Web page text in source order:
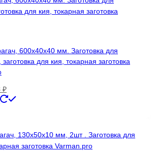
600х40х40 мм. Заготовка для
для кия, токарная заготовка
₽.
₽Текущая
цена: